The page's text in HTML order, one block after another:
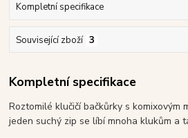
Kompletní specifikace
Související zboží 3
Kompletní specifikace
Roztomilé klučičí bačkůrky s komixovým
jeden suchý zip se líbí mnoha klukům a